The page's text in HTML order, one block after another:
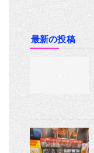
最新の投稿